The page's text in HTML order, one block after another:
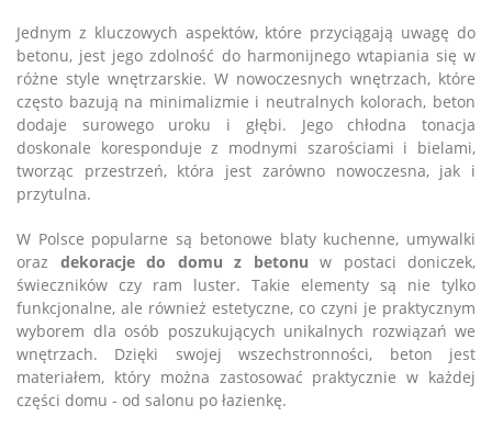
Jednym z kluczowych aspektów, które przyciągają uwagę do
betonu, jest jego zdolność do harmonijnego wtapiania się w
różne style wnętrzarskie. W nowoczesnych wnętrzach, które
często bazują na minimalizmie i neutralnych kolorach, beton
dodaje surowego uroku i głębi. Jego chłodna tonacja
doskonale koresponduje z modnymi szarościami i bielami,
tworząc przestrzeń, która jest zarówno nowoczesna, jak i
przytulna.
W Polsce popularne są betonowe blaty kuchenne, umywalki
oraz dekoracje do domu z betonu w postaci doniczek,
świeczników czy ram luster. Takie elementy są nie tylko
funkcjonalne, ale również estetyczne, co czyni je praktycznym
wyborem dla osób poszukujących unikalnych rozwiązań we
wnętrzach. Dzięki swojej wszechstronności, beton jest
materiałem, który można zastosować praktycznie w każdej
części domu - od salonu po łazienkę.